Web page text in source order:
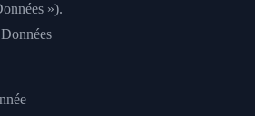
»).